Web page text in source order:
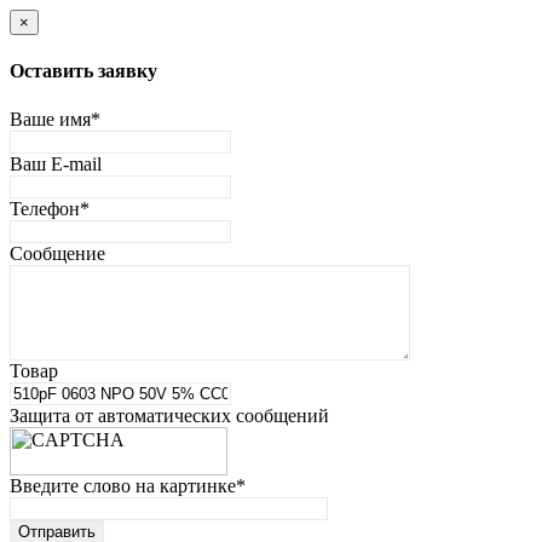
×
Оставить заявку
Ваше имя*
Ваш E-mail
Телефон*
Сообщение
Товар
Защита от автоматических сообщений
Введите слово на картинке*